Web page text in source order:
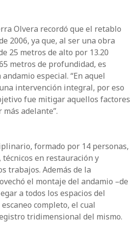
Olvera recordó que el retablo
2006, ya que, al ser una obra
25 metros de alto por 13.20
metros de profundidad, es
especial. “En aquel
intervención integral, por eso
fue mitigar aquellos factores
adelante”.
formado por 14 personas,
en restauración y
trabajos. Además de la
el montaje del andamio –de
a todos los espacios del
completo, el cual
tridimensional del mismo.